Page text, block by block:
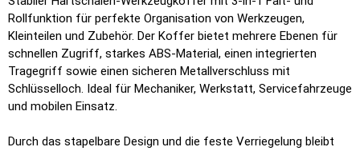
Rollfunktion für perfekte Organisation von Werkzeugen,
Kleinteilen und Zubehör. Der Koffer bietet mehrere Ebenen für
schnellen Zugriff, starkes ABS-Material, einen integrierten
Tragegriff sowie einen sicheren Metallverschluss mit
Schlüsselloch. Ideal für Mechaniker, Werkstatt, Servicefahrzeuge
und mobilen Einsatz.
Durch das stapelbare Design und die feste Verriegelung bleibt